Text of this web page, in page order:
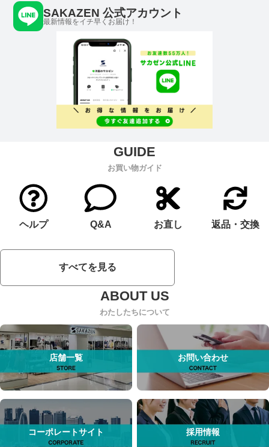
SAKAZEN 公式アカウント
最新情報をイチ早くお届け！
お買い物ガイド
ヘルプ Q&A お直し 返品・交換
すべてを見る
わたしたちについて
店舗一覧 お問い合わせ
コーポレートサイト 採用情報